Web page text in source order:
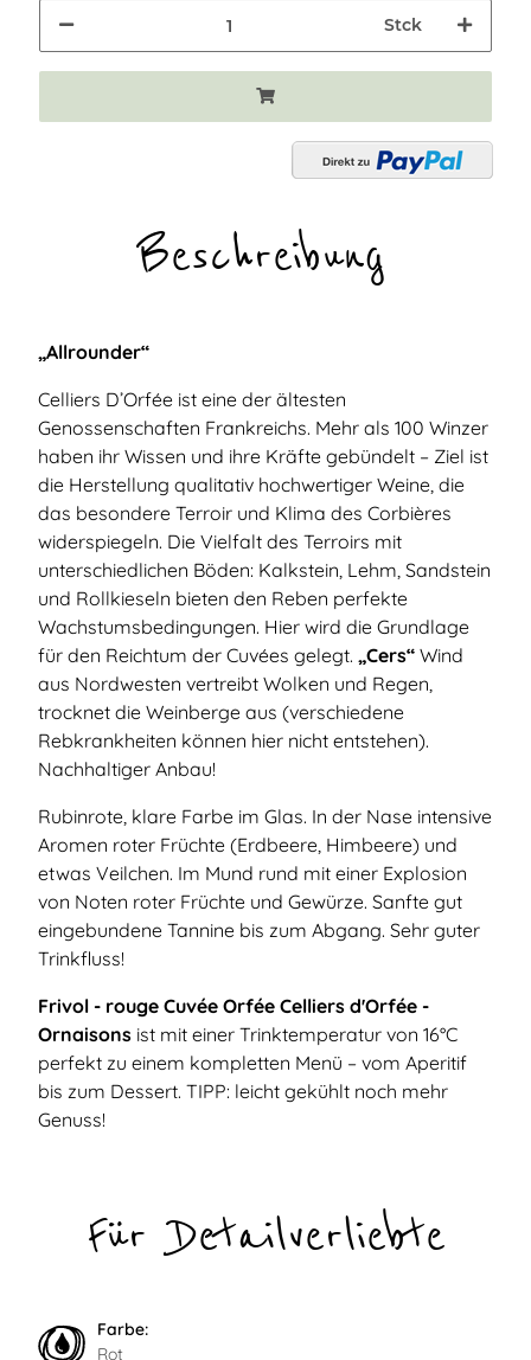
Stck
Beschreibung
„Allrounder“
Celliers D’Orfée ist eine der ältesten
Genossenschaften Frankreichs. Mehr als 100 Winzer
haben ihr Wissen und ihre Kräfte gebündelt – Ziel ist
die Herstellung qualitativ hochwertiger Weine, die
das besondere Terroir und Klima des Corbières
widerspiegeln. Die Vielfalt des Terroirs mit
unterschiedlichen Böden: Kalkstein, Lehm, Sandstein
und Rollkieseln bieten den Reben perfekte
Wachstumsbedingungen. Hier wird die Grundlage
für den Reichtum der Cuvées gelegt. „Cers“ Wind
aus Nordwesten vertreibt Wolken und Regen,
trocknet die Weinberge aus (verschiedene
Rebkrankheiten können hier nicht entstehen).
Nachhaltiger Anbau!
Rubinrote, klare Farbe im Glas. In der Nase intensive
Aromen roter Früchte (Erdbeere, Himbeere) und
etwas Veilchen. Im Mund rund mit einer Explosion
von Noten roter Früchte und Gewürze. Sanfte gut
eingebundene Tannine bis zum Abgang. Sehr guter
Trinkfluss!
Frivol - rouge Cuvée Orfée Celliers d'Orfée -
Ornaisons ist mit einer Trinktemperatur von 16°C
perfekt zu einem kompletten Menü – vom Aperitif
bis zum Dessert. TIPP: leicht gekühlt noch mehr
Genuss!
Für Detailverliebte
Farbe:
Rot